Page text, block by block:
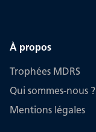
À propos
Trophées MDRS
Qui sommes-nous ?
Mentions légales